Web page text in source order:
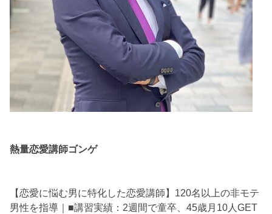
熱量恋愛講師ゴンゲ
【恋愛に悩む男に特化した恋愛講師】120名以上の非モテ
男性を指導｜■講習実績：2週間で童卒、45歳月10人GET